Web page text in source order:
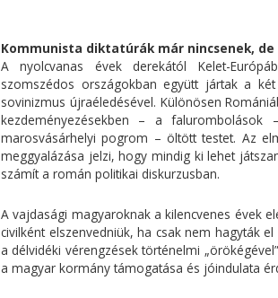
Kommunista diktatúrák már nincsenek,
A nyolcvanas évek derekától Kelet-
szomszédos országokban együtt jártak a
sovinizmus újraéledésével. Különösen
kezdeményezésekben – a
marosvásárhelyi pogrom – öltött testet. Az
meggyalázása jelzi, hogy mindig ki lehet
számít a román politikai diskurzusban.
A vajdasági magyaroknak a kilencvenes évek
civilként elszenvedniük, ha csak nem hagyták
a délvidéki vérengzések történelmi
a magyar kormány támogatása és jóindulata